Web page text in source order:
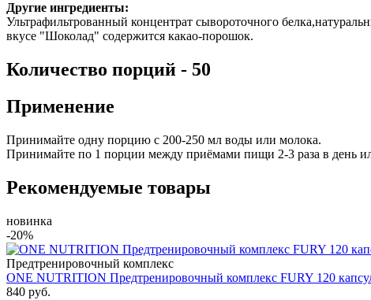
Другие ингредиенты:
Ультрафильтрованный концентрат сывороточного
вкусе "Шоколад" содержится какао-порошок.
Количество порций - 50
Применение
Принимайте одну порцию с 200-250 мл воды или молока.
Принимайте по 1 порции между приёмами пищи 2-3 раза в день
Рекомендуемые товары
новинка
-20%
Предтренировочный комплекс
ONE NUTRITION Предтренировочный комплекс FURY 120
840 руб.